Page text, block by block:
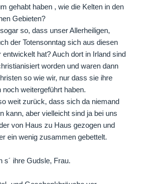
gehabt haben , wie die Kelten in den
Gebieten?
so, dass unser Allerheiligen,
der Totensonntag sich aus diesen
entwickelt hat? Auch dort in Irland sind
worden und waren dann
so wie wir, nur dass sie ihre
noch weitergeführt haben.
weit zurück, dass sich da niemand
kann, aber vielleicht sind ja bei uns
von Haus zu Haus gezogen und
ein wenig zusammen gebettelt.
s´ ihre Gudsle, Frau.